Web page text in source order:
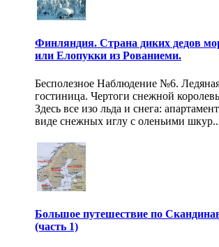
Финляндия. Страна диких дедов
или Елопукки из Рованиеми.
Бесполезное Наблюдение №6.
гостиница. Чертоги снежной
Здесь все изо льда и снега:
виде снежных иглу с оленьими
Большое путешествие по
(часть 1)